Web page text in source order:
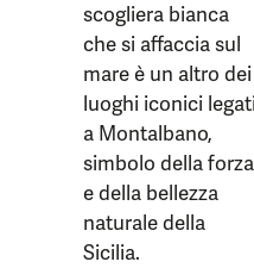
scogliera bianca
che si affaccia sul
mare è un altro dei
luoghi iconici
a Montalbano,
simbolo della forza
e della bellezza
naturale della
Sicilia.